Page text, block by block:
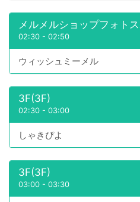
メルメルショップフォト
02:30 - 02:50
ウィッシュミーメル
3F(3F)
02:30 - 03:00
しゃきぴよ
3F(3F)
03:00 - 03:30